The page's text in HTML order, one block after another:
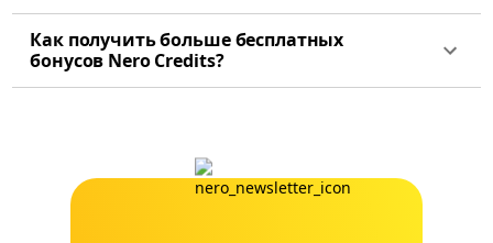
Как получить больше бесплатных
бонусов Nero Credits?